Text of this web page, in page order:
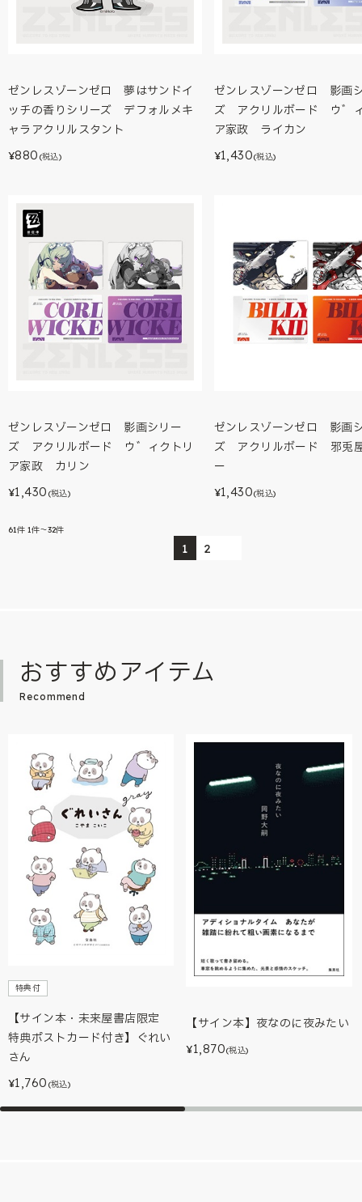
ゼンレスゾーンゼロ 夢はサンドイ
ッチの香りシリーズ デフォルメキ
ャラアクリルスタント
¥880 (税込)
ゼンレスゾーンゼロ 影画
ズ アクリルボード ウ゛
ア家政 ライカン
¥1,430(税込)
ゼンレスゾーンゼロ 影画シリー
ズ アクリルボード ウ゛ィクトリ
ア家政 カリン
¥1,430 (税込)
ゼンレスゾーンゼロ 影画
ズ アクリルボード 邪兎
ー
¥1,430(税込)
61件 1件～32件
1 2
おすすめアイテム
Recommend
特典付
【サイン本・未来屋書店限定
特典ポストカード付き】ぐれい
さん
¥1,760 (税込)
【サイン本】夜なのに夜みたい
¥1,870(税込)